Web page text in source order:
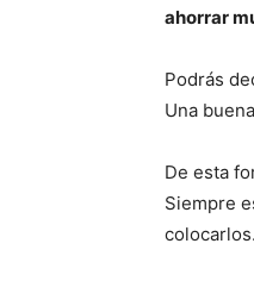
ahorrar
Podrás
Una
De esta
Siempre
colocarlos.